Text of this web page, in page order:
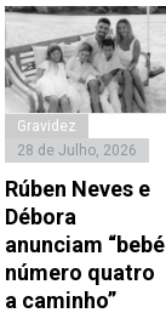
Gravidez
28 de Julho, 2026
Rúben Neves e
Débora
anunciam “bebé
número quatro
a caminho”